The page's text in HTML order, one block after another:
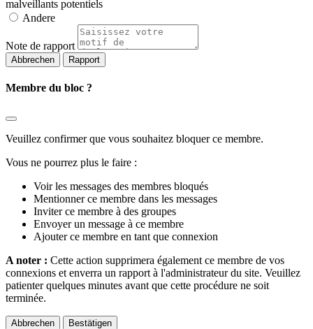
malveillants potentiels
Andere
Note de rapport
Rapport
Membre du bloc ?
Veuillez confirmer que vous souhaitez bloquer ce membre.
Vous ne pourrez plus le faire :
Voir les messages des membres bloqués
Mentionner ce membre dans les messages
Inviter ce membre à des groupes
Envoyer un message à ce membre
Ajouter ce membre en tant que connexion
A noter : Cette action supprimera également ce membre de vos
connexions et enverra un rapport à l'administrateur du site. Veuillez
patienter quelques minutes avant que cette procédure ne soit
terminée.
Bestätigen